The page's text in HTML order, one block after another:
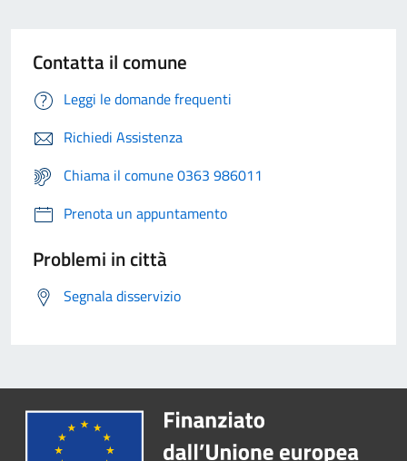
Contatta il comune
Leggi le domande frequenti
Richiedi Assistenza
Chiama il comune 0363 986011
Prenota un appuntamento
Problemi in città
Segnala disservizio